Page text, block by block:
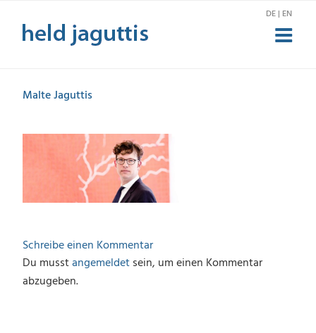
Inhalt
springen
DE | EN
Malte Jaguttis
Schreibe einen Kommentar
Du musstangemeldetsein, um einen Kommentar
abzugeben.